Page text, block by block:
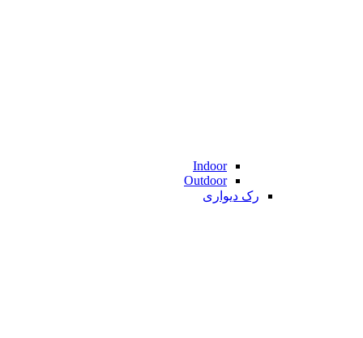
Indoor
Outdoor
رک دیواری